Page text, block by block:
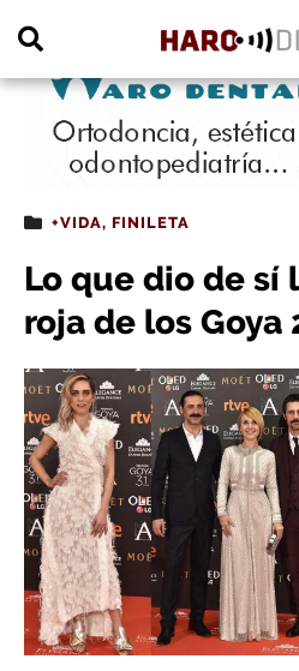
+VIDA, FINILETA
Lo que dio de sí
roja de los Goya